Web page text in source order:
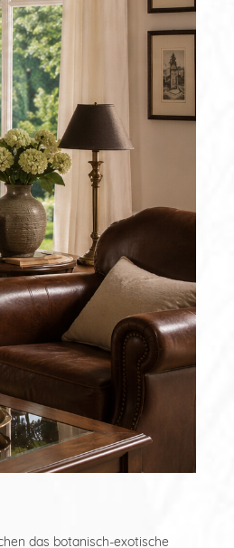
das botanisch-exotische